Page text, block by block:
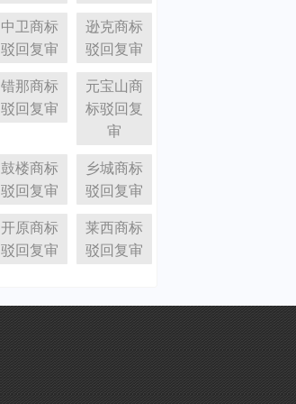
中卫商标
驳回复审
逊克商标
驳回复审
错那商标
驳回复审
元宝山商
标驳回复
审
鼓楼商标
驳回复审
乡城商标
驳回复审
开原商标
驳回复审
莱西商标
驳回复审